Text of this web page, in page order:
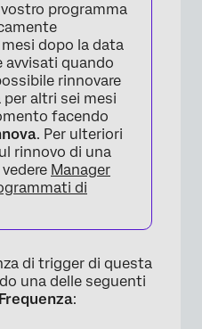
programma
dopo la data
avvisati quando
rinnovare
altri sei mesi
facendo
. Per ulteriori
rinnovo di una
Manager
di
di trigger di questa
una delle seguenti
Frequenza: